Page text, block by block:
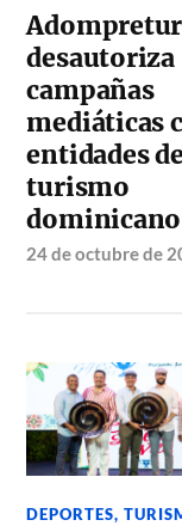
Adompretur
desautoriza
campañas
mediáticas
entidades
turismo
dominicano
24 de octubre de
DEPORTES,